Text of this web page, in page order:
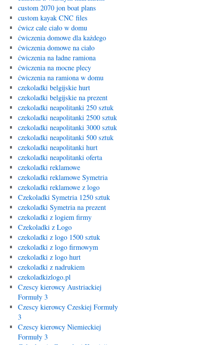
custom 2070 jon boat plans
custom kayak CNC files
ćwicz całe ciało w domu
ćwiczenia domowe dla każdego
ćwiczenia domowe na ciało
ćwiczenia na ładne ramiona
ćwiczenia na mocne plecy
ćwiczenia na ramiona w domu
czekoladki belgijskie hurt
czekoladki belgijskie na prezent
czekoladki neapolitanki 250 sztuk
czekoladki neapolitanki 2500 sztuk
czekoladki neapolitanki 3000 sztuk
czekoladki neapolitanki 500 sztuk
czekoladki neapolitanki hurt
czekoladki neapolitanki oferta
czekoladki reklamowe
czekoladki reklamowe Symetria
czekoladki reklamowe z logo
Czekoladki Symetria 1250 sztuk
czekoladki Symetria na prezent
czekoladki z logiem firmy
Czekoladki z Logo
czekoladki z logo 1500 sztuk
czekoladki z logo firmowym
czekoladki z logo hurt
czekoladki z nadrukiem
czekoladkizlogo.pl
Czescy kierowcy Austriackiej
Formuły 3
Czescy kierowcy Czeskiej Formuły
3
Czescy kierowcy Niemieckiej
Formuły 3